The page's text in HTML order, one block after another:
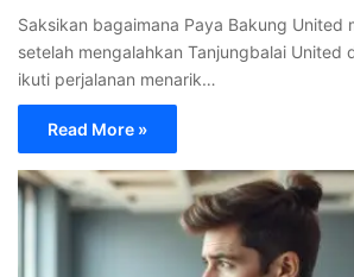
Saksikan bagaimana Paya Bakung United
setelah mengalahkan Tanjungbalai United
ikuti perjalanan menarik…
Read More »